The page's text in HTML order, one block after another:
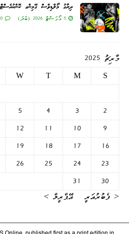
ދިރާގު މޯލްޑިވްސް ގޭމިންގ
5 އޯގަސްޓް 2026 (ބުދަ) 0
މާރިޗު 2025
S
M
T
W
2
3
4
5
9
10
11
12
16
17
18
19
23
24
25
26
30
31
« ފެބުރުއަރީ
އޭޕްރީލް »